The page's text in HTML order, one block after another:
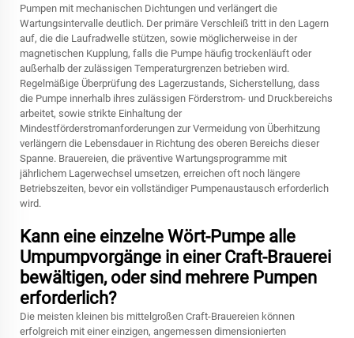
Pumpen mit mechanischen Dichtungen und verlängert die
Wartungsintervalle deutlich. Der primäre Verschleiß tritt in den Lagern
auf, die die Laufradwelle stützen, sowie möglicherweise in der
magnetischen Kupplung, falls die Pumpe häufig trockenläuft oder
außerhalb der zulässigen Temperaturgrenzen betrieben wird.
Regelmäßige Überprüfung des Lagerzustands, Sicherstellung, dass
die Pumpe innerhalb ihres zulässigen Förderstrom- und Druckbereichs
arbeitet, sowie strikte Einhaltung der
Mindestförderstromanforderungen zur Vermeidung von Überhitzung
verlängern die Lebensdauer in Richtung des oberen Bereichs dieser
Spanne. Brauereien, die präventive Wartungsprogramme mit
jährlichem Lagerwechsel umsetzen, erreichen oft noch längere
Betriebszeiten, bevor ein vollständiger Pumpenaustausch erforderlich
wird.
Kann eine einzelne Wört-Pumpe alle
Umpumpvorgänge in einer Craft-Brauerei
bewältigen, oder sind mehrere Pumpen
erforderlich?
Die meisten kleinen bis mittelgroßen Craft-Brauereien können
erfolgreich mit einer einzigen, angemessen dimensionierten